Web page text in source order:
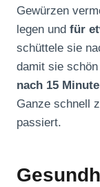
Gewürzen
legen und für
schüttele sie
damit sie
nach 15
Ganze schnell
passiert.